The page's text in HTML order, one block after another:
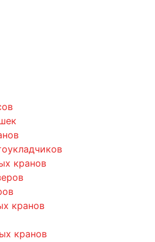
кранов
кранов
кранов